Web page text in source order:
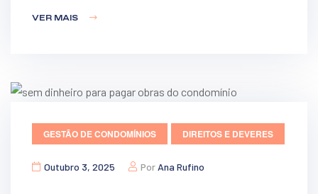
VER MAIS
GESTÃO DE CONDOMÍNIOS DIREITOS E DEVERES
Outubro 3, 2025 Por Ana Rufino